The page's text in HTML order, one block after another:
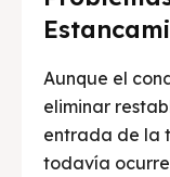
Aunque el
eliminar
entrada de la
todavía